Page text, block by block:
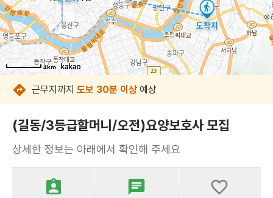
4km
4km
4km
4km
4km
4km
4km
4km
근무지까지 도보 30분 이상 예상
(길동/3등급할머니/오전)요양보호사 모집
상세한 정보는 아래에서 확인해 주세요